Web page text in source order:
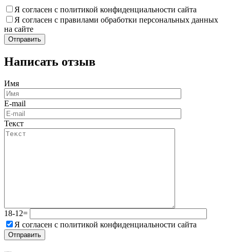
Я согласен с политикой конфиденциальности сайта
Я согласен с правилами обработки персональных данных
на сайте
Написать отзыв
Имя
E-mail
Текст
18-12=
Я согласен с политикой конфиденциальности сайта